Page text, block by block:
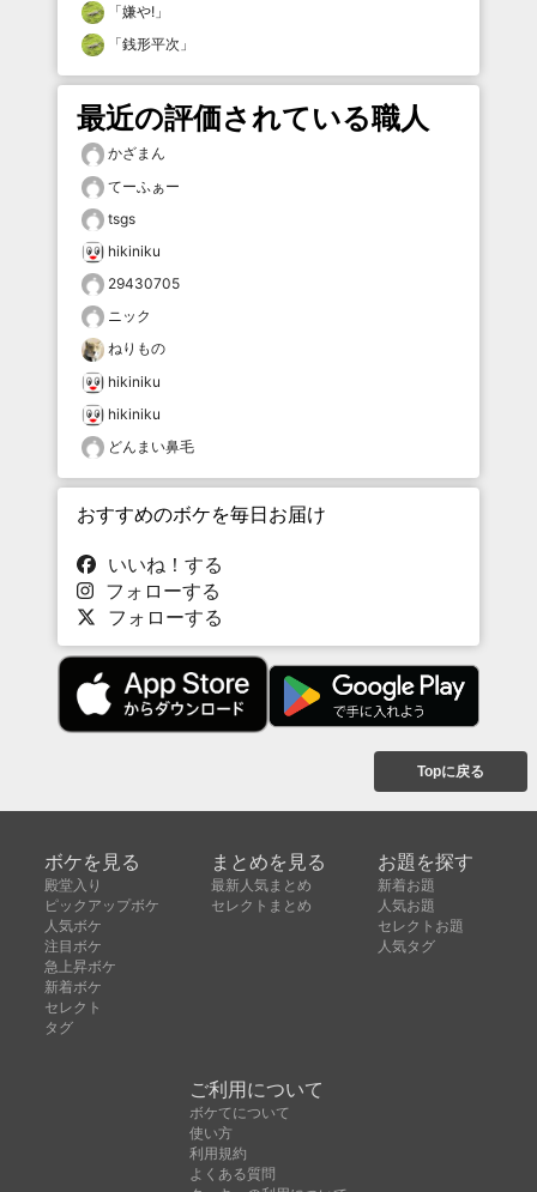
「嫌や! 」
「銭形平次 」
最近の評価されている職人
かざまん
てーふぁー
tsgs
hikiniku
29430705
ニック
ねりもの
hikiniku
hikiniku
どんまい鼻毛
おすすめのボケを毎日お届け
いいね！する
フォローする
フォローする
Topに戻る
ボケを見る
殿堂入り
ピックアップボケ
人気ボケ
注目ボケ
急上昇ボケ
新着ボケ
セレクト
タグ
まとめを見る
最新人気まとめ
セレクトまとめ
お題を探す
新着お題
人気お題
セレクトお題
人気タグ
ご利用について
ボケてについて
使い方
利用規約
よくある質問